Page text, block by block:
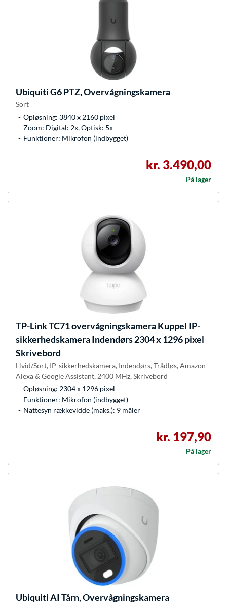
UbiquitiG6 PTZ, Overvågningskamera
Sort
Opløsning: 3840 x 2160 pixel
Zoom: Digital: 2x, Optisk: 5x
Funktioner: Mikrofon (indbygget)
kr. 3.490,00
På lager
TP-LinkTC71 overvågningskamera Kuppel IP-
sikkerhedskamera Indendørs 2304 x 1296 pixel
Skrivebord
Hvid/Sort, IP-sikkerhedskamera, Indendørs, Trådløs, Amazon
Alexa & Google Assistant, 2400 MHz, Skrivebord
Opløsning: 2304 x 1296 pixel
Funktioner: Mikrofon (indbygget)
Nattesyn rækkevidde (maks.): 9 måler
kr. 197,90
På lager
UbiquitiAI Tårn, Overvågningskamera